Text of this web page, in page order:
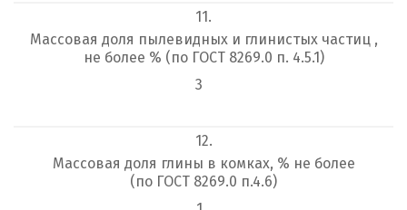
11.
Массовая доля пылевидных и глинистых частиц ,
не более % (по ГОСТ 8269.0 п. 4.5.1)
3
12.
Массовая доля глины в комках, % не более
(по ГОСТ 8269.0 п.4.6)